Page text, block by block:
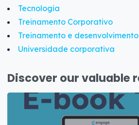
Tecnologia
Treinamento Corporativo
Treinamento e desenvolvimento
Universidade corporativa
Discover our valuable